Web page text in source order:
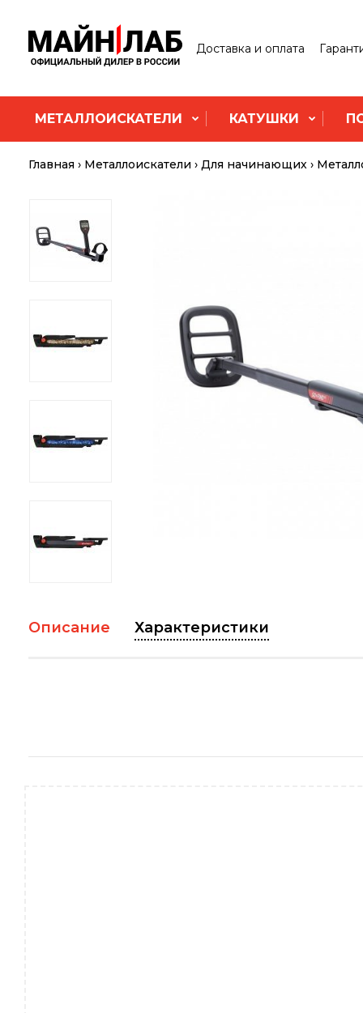
Доставка и оплата
МЕТАЛЛОИСКАТЕЛИ КАТУШКИ
Главная Металлоискатели Для начинающих
Описание Характеристики